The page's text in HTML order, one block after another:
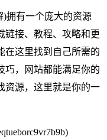
)拥有一个庞大的资源
链接、教程、攻略和更
在这里找到自己所需的
巧，网站都能满足你的
资源，这里就是你的一